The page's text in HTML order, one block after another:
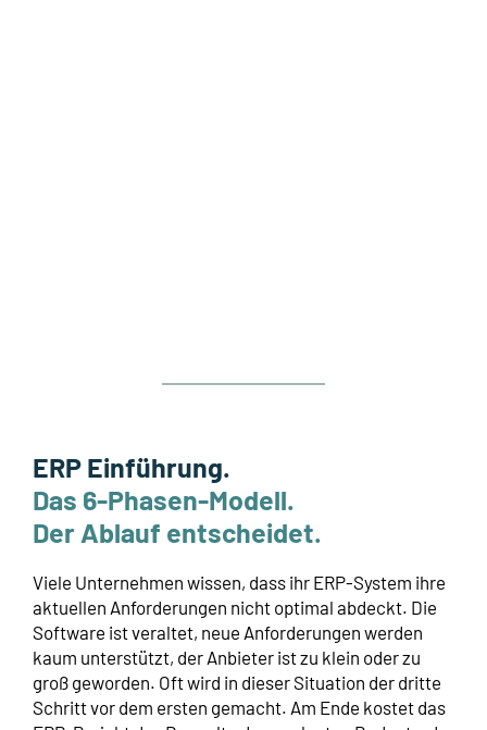
ERP Einführung.
Das 6-Phasen-Modell.
Der Ablauf entscheidet.
Viele Unternehmen wissen, dass ihr ERP-System ihre
aktuellen Anforderungen nicht optimal abdeckt. Die
Software ist veraltet, neue Anforderungen werden
kaum unterstützt, der Anbieter ist zu klein oder zu
groß geworden. Oft wird in dieser Situation der dritte
Schritt vor dem ersten gemacht. Am Ende kostet das